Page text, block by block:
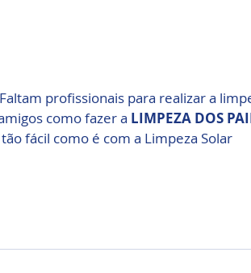
profissionais para realizar a
como fazer a LIMPEZA DOS
fácil como é com a Limpeza Solar